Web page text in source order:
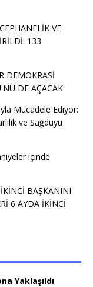
VE
133
DEMOKRASİ
DE AÇACAK
Mücadele Ediyor:
ve Sağduyu
içinde
BAŞKANINI
6 AYDA İKİNCİ
Yaklaşıldı